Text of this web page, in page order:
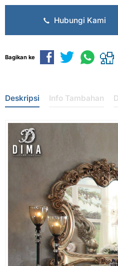
Hubungi Kami
Bagikan ke
Deskripsi Info Tambahan